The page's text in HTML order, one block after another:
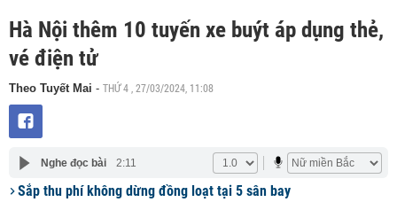
Hà Nội thêm 10 tuyến xe buýt áp dụng thẻ,
vé điện tử
Theo Tuyết Mai - THỨ 4 , 27/03/2024, 11:08
Nghe đọc bài 2:11
Sắp thu phí không dừng đồng loạt tại 5 sân bay